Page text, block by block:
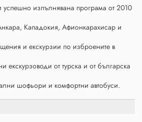
успешно изпълнявана програма от 2010
Кападокия, Афионкарахисар и
и екскурзии по изброените в
екскурзоводи от турска и от българска
шофьори и комфортни автобуси.